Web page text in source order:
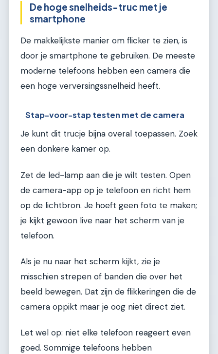
De hoge snelheids-truc met je
smartphone
De makkelijkste manier om flicker te zien, is
door je smartphone te gebruiken. De meeste
moderne telefoons hebben een camera die
een hoge verversingssnelheid heeft.
Stap-voor-stap testen met de camera
Je kunt dit trucje bijna overal toepassen. Zoek
een donkere kamer op.
Zet de led-lamp aan die je wilt testen. Open
de camera-app op je telefoon en richt hem
op de lichtbron. Je hoeft geen foto te maken;
je kijkt gewoon live naar het scherm van je
telefoon.
Als je nu naar het scherm kijkt, zie je
misschien strepen of banden die over het
beeld bewegen. Dat zijn de flikkeringen die de
camera oppikt maar je oog niet direct ziet.
Let wel op: niet elke telefoon reageert even
goed. Sommige telefoons hebben